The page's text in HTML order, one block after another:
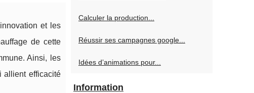
et les
de cette
Ainsi, les
allient efficacité
Calculer la production...
Réussir ses campagnes google...
Idées d’animations pour...
Information